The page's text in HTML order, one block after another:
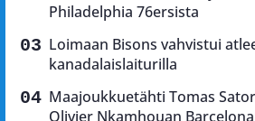
Philadelphia 76ersista
Loimaan Bisons vahvistui
kanadalaislaiturilla
Maajoukkuetähti Tomas
Olivier Nkamhouan